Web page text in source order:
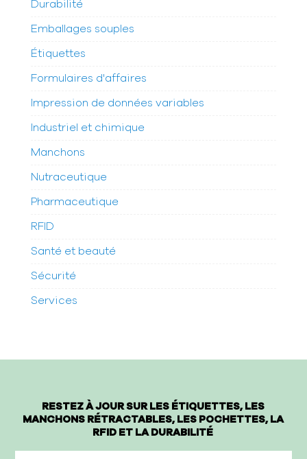
Durabilité
Emballages souples
Étiquettes
Formulaires d'affaires
Impression de données variables
Industriel et chimique
Manchons
Nutraceutique
Pharmaceutique
RFID
Santé et beauté
Sécurité
Services
RESTEZ À JOUR SUR LES ÉTIQUETTES, LES
MANCHONS RÉTRACTABLES, LES POCHETTES, LA
RFID ET LA DURABILITÉ